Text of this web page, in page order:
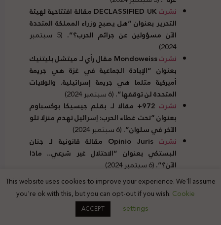
نشرتDECLASSIFIED UK مقالة افتتاحية لهيئة
التحرير بعنوان “هل يصبح وزراء المملكة المتحدة
الآن مسؤولين عن جرائم الحرب؟”.
(5 سبتمبر
2024)
نشرتMondoweiss مقال رأي لـ ميتشل بليتنيك
بعنوان “الإبادة الجماعية في غزة هي جريمة
أميركية مثلما هي جريمة إسرائيلية. والولايات
المتحدة لن توقفها”.(6 سبتمبر 2024)
نشرت
972+ مقالا لـ بقلم جيسيكا بوكسباوم
بعنوان “تحت غطاء الحرب: إسرائيل تهدم منزلا تلو
الآخر في سلوان”.(6 سبتمبر 2024)
نشرت Opinio Juris مقالة قانونية لـ جنان
البستكي بعنوان “الاحتلال غير شرعي.. ماذا
الآن؟”.(6 سبتمبر 2024)
نجاحات وتأثيرات حقوقية:
اللجنة الوطنية الفلسطينية للمقاطعة
“، أن السفينة MV Kathrin
This website uses cookies to improve your experience. We'll assume
you're ok with this, but you can opt-out if you wish. Cookie
settings
ACCEPT